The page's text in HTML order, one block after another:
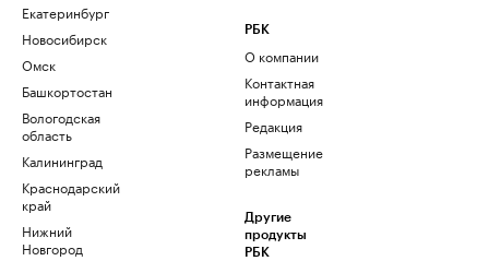
Екатеринбург
Новосибирск
Омск
Башкортостан
Вологодская
область
Калининград
Краснодарский
край
Нижний
Новгород
РБК
О компании
Контактная
информация
Редакция
Размещение
рекламы
Другие
продукты
РБК